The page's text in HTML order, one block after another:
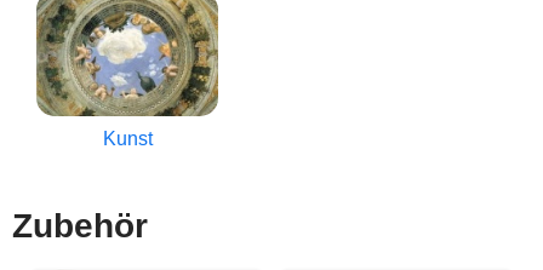
Kunst
Zubehör